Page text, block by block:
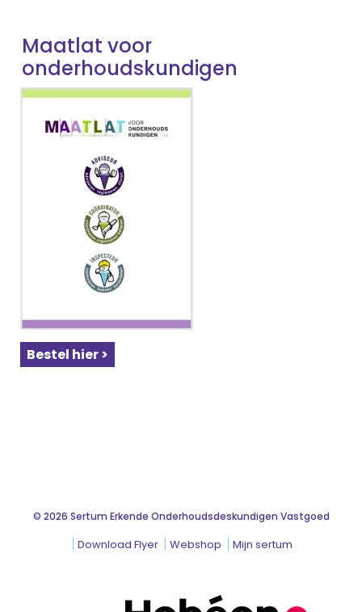
Maatlat voor
onderhoudskundigen
Bestel hier >
© 2026 Sertum Erkende Onderhoudsdeskundigen Vastgoed
Download Flyer Webshop Mijn sertum